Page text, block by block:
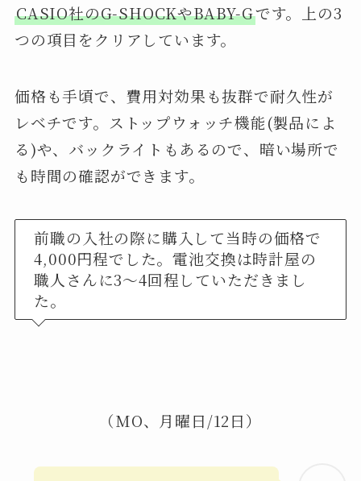
CASIO社のG-SHOCKやBABY-Gです。上の3
つの項目をクリアしています。
価格も手頃で、費用対効果も抜群で耐久性が
レベチです。ストップウォッチ機能(製品によ
る)や、バックライトもあるので、暗い場所で
も時間の確認ができます。
前職の入社の際に購入して当時の価格で
4,000円程でした。電池交換は時計屋の
職人さんに3～4回程していただきまし
た。
（MO、月曜日/12日）